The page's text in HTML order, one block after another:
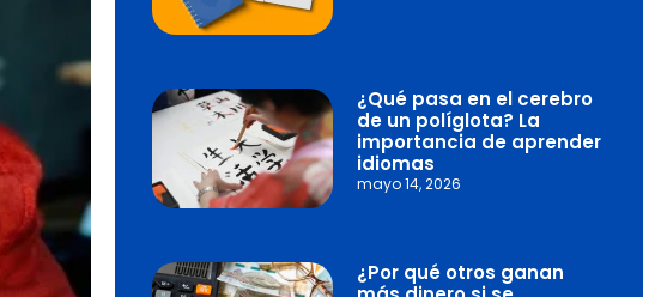
¿Qué pasa en el cerebro
de un políglota? La
importancia de aprender
idiomas
mayo 14, 2026
¿Por qué otros ganan